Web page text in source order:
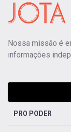
Nossa missão é
informações
PRO PODER